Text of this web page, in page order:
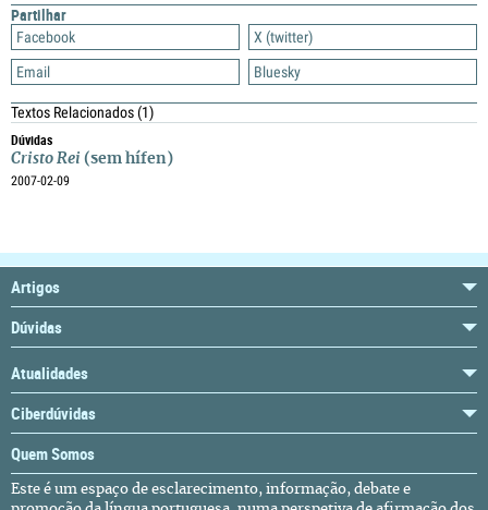
Partilhar
Facebook
X (twitter)
Email
Bluesky
Textos Relacionados(1)
Dúvidas
Cristo Rei (sem hífen)
2007-02-09
Artigos
Dúvidas
Atualidades
Ciberdúvidas
Quem Somos
Este é um espaço de esclarecimento, informação, debate e